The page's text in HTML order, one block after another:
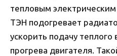
тепловым
ТЭН подогревает
ускорить подачу теплого
прогрева двигателя.